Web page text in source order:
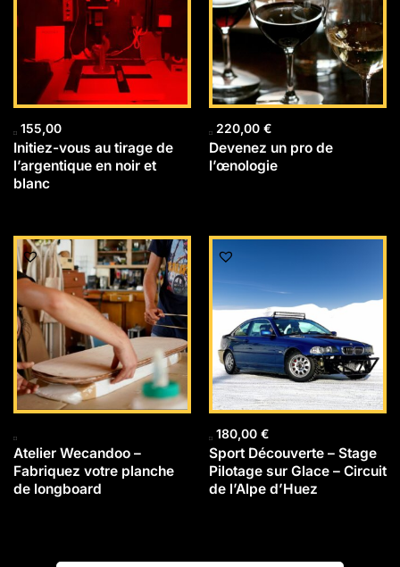
155,00
Initiez-vous au tirage de
l’argentique en noir et
blanc
220,00 €
Devenez un pro de
l’œnologie
Atelier Wecandoo –
Fabriquez votre planche
de longboard
180,00 €
Sport Découverte – Stage
Pilotage sur Glace – Circuit
de l’Alpe d’Huez